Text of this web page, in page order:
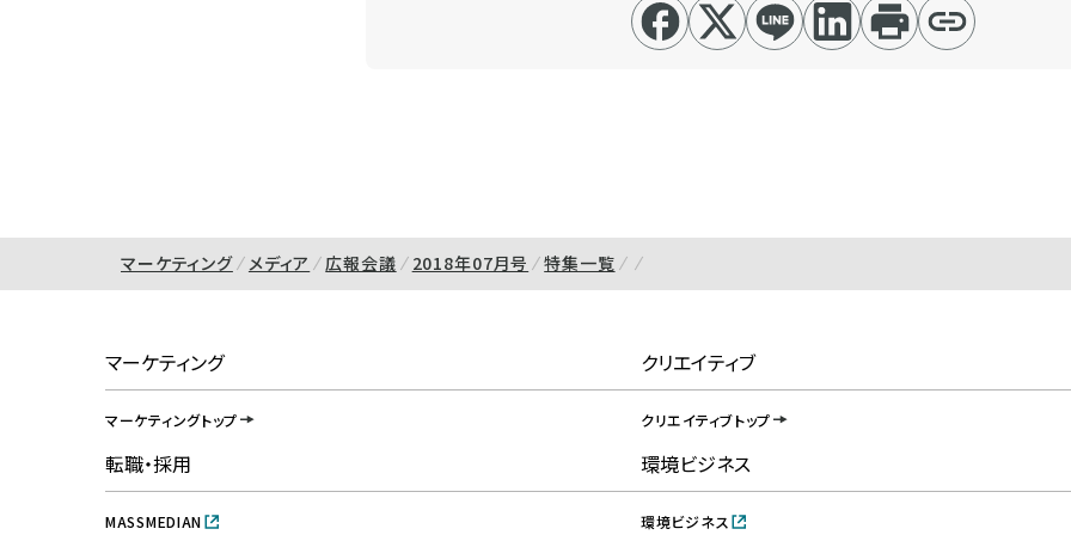
マーケティング メディア 広報会議 2018年07月号 特集一覧
マーケティング
マーケティングトップ
クリエイティブ
クリエイティブトップ
転職・採用
MASSMEDIAN
環境ビジネス
環境ビジネス